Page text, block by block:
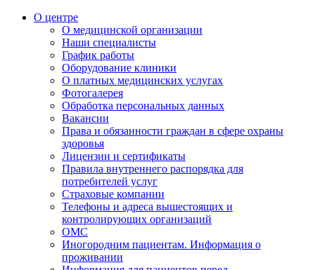
О центре
О медицинской организации
Наши специалисты
График работы
Оборудование клиники
О платных медицинских услугах
Фотогалерея
Обработка персональных данных
Вакансии
Права и обязанности граждан в сфере охраны
здоровья
Лицензии и сертификаты
Правила внутреннего распорядка для
потребителей услуг
Страховые компании
Телефоны и адреса вышестоящих и
контролирующих организаций
ОМС
Иногородним пациентам. Информация о
проживании